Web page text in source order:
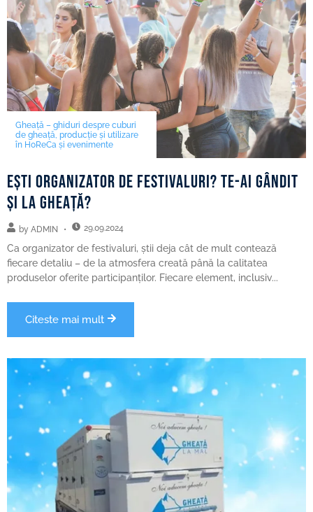
Gheață – ghiduri despre cuburi
de gheață, producție și utilizare
în HoReCa și evenimente
Ești organizator de festivaluri? Te-ai gândit
și la gheață?
by ADMIN 29.09.2024
Ca organizator de festivaluri, știi deja cât de mult contează
fiecare detaliu – de la atmosfera creată până la calitatea
produselor oferite participanților. Fiecare element, inclusiv...
Citeste mai mult